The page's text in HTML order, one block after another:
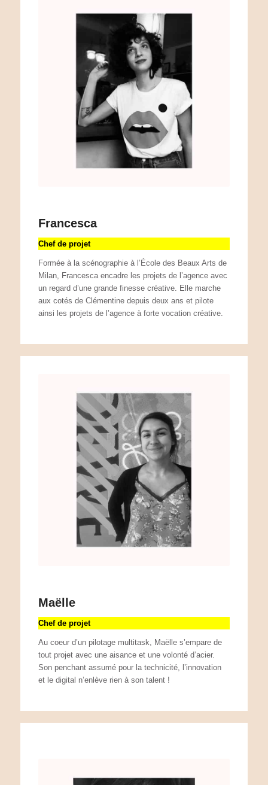
Francesca
Chef de projet
Formée à la scénographie à l’École des Beaux Arts de
Milan, Francesca encadre les projets de l’agence avec
un regard d’une grande finesse créative. Elle marche
aux cotés de Clémentine depuis deux ans et pilote
ainsi les projets de l’agence à forte vocation créative.
Maëlle
Chef de projet
Au coeur d’un pilotage multitask, Maëlle s’empare de
tout projet avec une aisance et une volonté d’acier.
Son penchant assumé pour la technicité, l’innovation
et le digital n’enlève rien à son talent !